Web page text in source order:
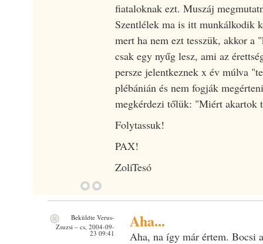
fiataloknak ezt. Muszáj
Szentlélek ma is itt munkálkodik
mert ha nem ezt tesszük, akkor a
csak egy nyűg lesz, ami az
persze jelentkeznek x év múlva
plébánián és nem fogják
megkérdezi tőlük: "Miért akartok
Folytassuk!
PAX!
ZoliTesó
Aha...
Aha, na így már értem. Bocsi
Beküldte Verus-
Zsuzsi – cs, 2004-09-
23 09:41